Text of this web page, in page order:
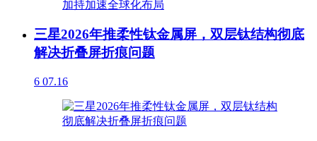
三星2026年推柔性钛金属屏，双层钛结构彻底
解决折叠屏折痕问题
6 07.16